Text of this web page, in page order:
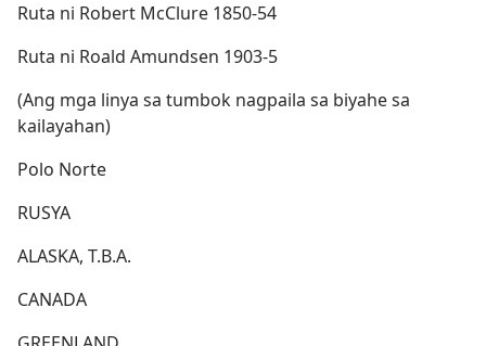
Ruta ni Robert McClure 1850-​54
Ruta ni Roald Amundsen 1903-5
(Ang mga linya sa tumbok nagpaila sa biyahe sa
kailayahan)
Polo Norte
RUSYA
ALASKA, T.B.A.
CANADA